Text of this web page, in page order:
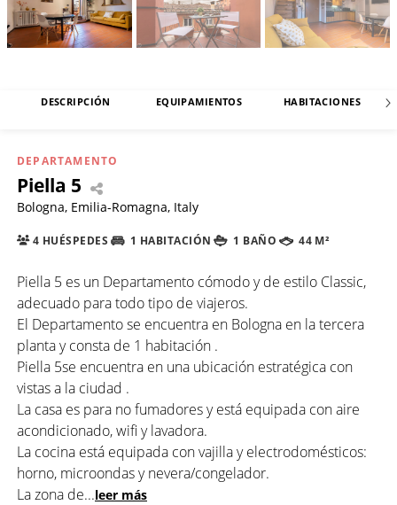
DESCRIPCIÓN EQUIPAMIENTOS HABITACIONES
DEPARTAMENTO
Piella 5
Bologna, Emilia-Romagna, Italy
4 HUÉSPEDES 1 HABITACIÓN 1 BAÑO 44 M²
Piella 5 es un Departamento cómodo y de estilo Classic,
adecuado para todo tipo de viajeros.
El Departamento se encuentra en Bologna en la tercera
planta y consta de 1 habitación .
Piella 5se encuentra en una ubicación estratégica con
vistas a la ciudad .
La casa es para no fumadores y está equipada con aire
acondicionado, wifi y lavadora.
La cocina está equipada con vajilla y electrodomésticos:
horno, microondas y nevera/congelador.
La zona de...leer más